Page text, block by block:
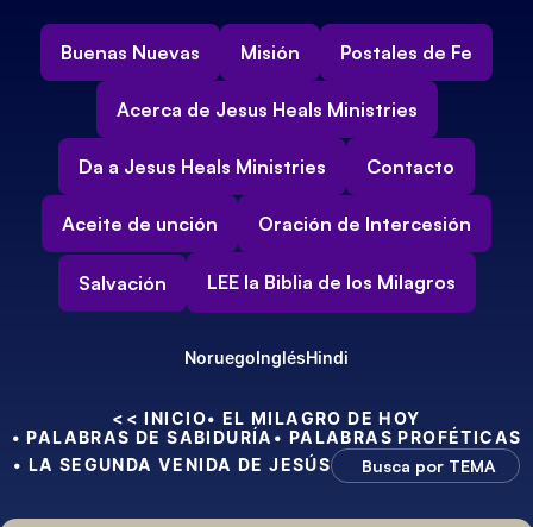
Buenas Nuevas Misión Postales de Fe
Acerca de Jesus Heals Ministries
Da a Jesus Heals Ministries Contacto
Aceite de unción Oración de Intercesión
Salvación LEE la Biblia de los Milagros
NoruegoInglésHindi
<< INICIO• EL MILAGRO DE HOY
• PALABRAS DE SABIDURÍA • PALABRAS PROFÉTICAS
• LA SEGUNDA VENIDA DE JESÚS
Busca por TEMA